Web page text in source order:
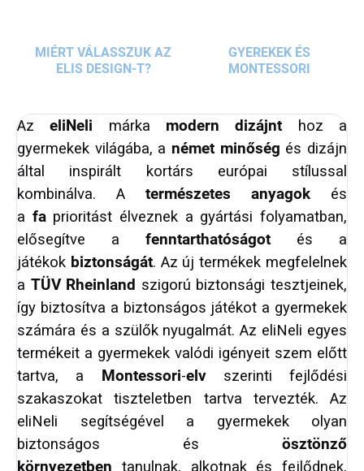
MIÉRT VÁLASSZUK AZ
ELIS DESIGN-T?
GYEREKEK ÉS
MONTESSORI
AzeliNeli márka modern dizájnt hoz a
gyermekek világába, a német minőség és dizájn
által inspirált kortárs európai stílussal
kombinálva. A természetes anyagok és
a faprioritást élveznek a gyártási folyamatban,
elősegítve a fenntarthatóságot és a
játékok biztonságát. Az új termékek megfelelnek
a TÜV Rheinland szigorú biztonsági tesztjeinek,
így biztosítva a biztonságos játékot a gyermekek
számára és a szülők nyugalmát. Az eliNeli egyes
termékeit a gyermekek valódi igényeit szem előtt
tartva, a Montessori-elvszerinti fejlődési
szakaszokat tiszteletben tartva tervezték. Az
eliNeli segítségével a gyermekek olyan
biztonságos és ösztönző
környezetben tanulnak, alkotnak és fejlődnek,